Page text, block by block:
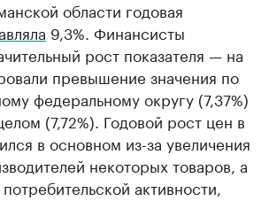
области годовая
9,3%. Финансисты
рост показателя — на
превышение значения по
федеральному округу (7,37%)
(7,72%). Годовой рост цен в
в основном из-за увеличения
некоторых товаров, а
активности,